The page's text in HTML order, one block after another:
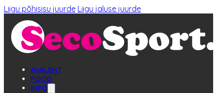
Liigu põhisisu juurde Liigu jaluse juurde
AVALEHT
POOD
INFO